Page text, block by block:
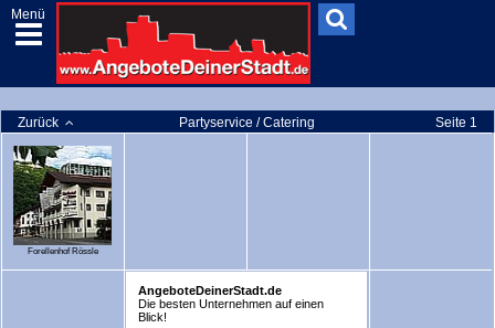
Menü
Zurück Partyservice / Catering Seite 1
Forellenhof Rössle
AngeboteDeinerStadt.de
Die besten Unternehmen auf einen
Blick!